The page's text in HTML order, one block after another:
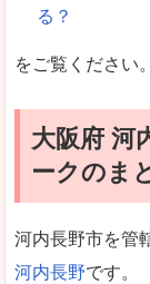
る？
をご覧ください。
大阪府 河
ークのま
河内長野市を管
河内長野です。